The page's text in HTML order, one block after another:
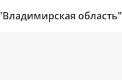
область"